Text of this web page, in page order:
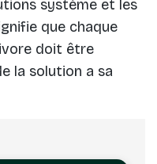
système et les
que chaque
doit être
la solution a sa